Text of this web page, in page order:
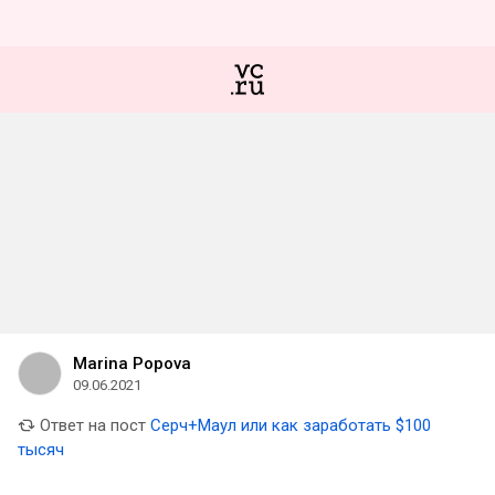
Marina Popova
09.06.2021
Ответ на пост Серч+Маул или как заработать $100
тысяч